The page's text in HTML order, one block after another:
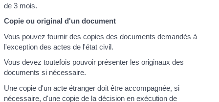
de 3 mois.
Copie ou original d'un document
Vous pouvez fournir des copies des documents demandés à
l'exception des actes de l'état civil.
Vous devez toutefois pouvoir présenter les originaux des
documents si nécessaire.
Une copie d'un acte étranger doit être accompagnée, si
nécessaire, d'une copie de la décision en exécution de